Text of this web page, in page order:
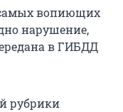
вопиющих
нарушение,
в ГИБДД
рубрики